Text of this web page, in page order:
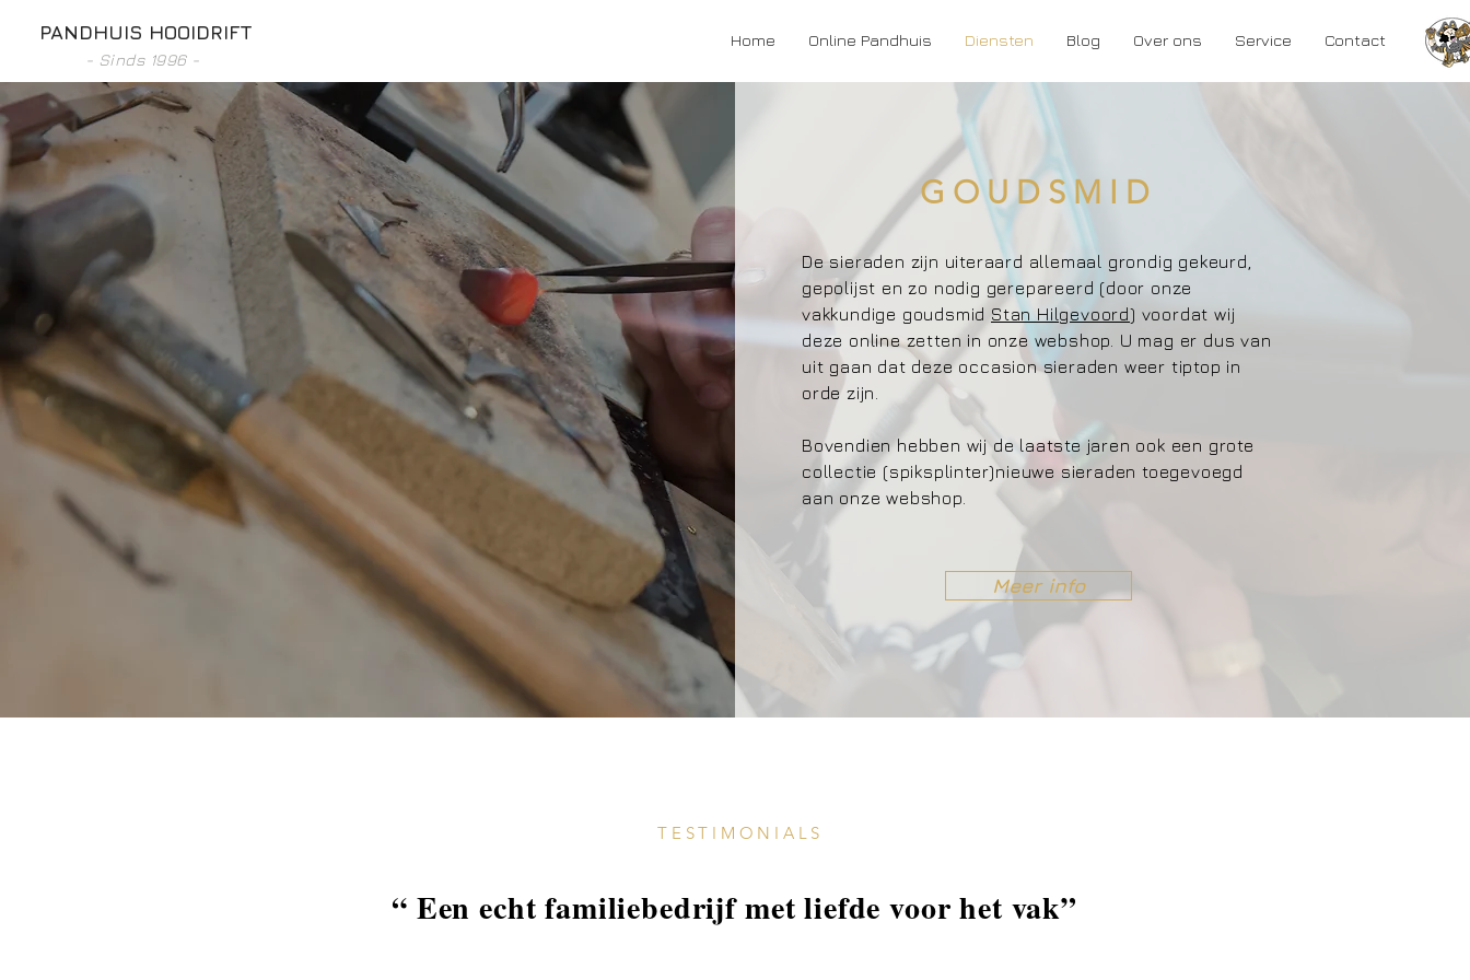
PANDHUIS HOOIDRIFT
- Sinds 1996 -
Home Online Pandhuis Diensten Blog Over ons Service Contact
GOUDSMID
De sieraden zijn uiteraard allemaal grondig gekeurd,
gepolijst en zo nodig gerepareerd (door onze
vakkundige goudsmid Stan Hilgevoord) voordat wij
deze online zetten in onze webshop. U mag er dus van
uit gaan dat deze occasion sieraden weer tiptop in
orde zijn.
Bovendien hebben wij de laatste jaren ook een grote
collectie (spiksplinter)nieuwe sieraden toegevoegd
aan onze webshop.
Meer info
TESTIMONIALS
“ Een echt familiebedrijf met liefde voor het vak”